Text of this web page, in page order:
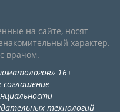
на сайте, носят
характер.
врачом.
» 16+
соглашение
технологий